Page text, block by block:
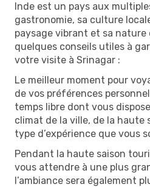
Inde est un pays aux
gastronomie, sa culture
paysage vibrant et sa nature
quelques conseils utiles à
votre visite à Srinagar :
Le meilleur moment pour
de vos préférences
temps libre dont vous
climat de la ville, de la
type d’expérience que vous
Pendant la haute saison
vous attendre à une plus
l’ambiance sera également